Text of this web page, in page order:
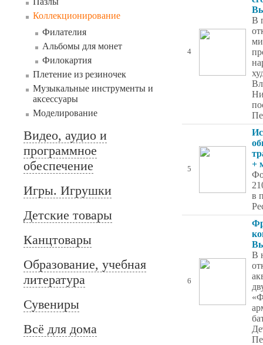
Коллекционирование
Филателия
Альбомы для монет
Филокартия
Плетение из резиночек
Музыкальные инструменты и
аксессуары
Моделирование
Видео, аудио и
программное
обеспечение
Игры. Игрушки
Детские товары
Канцтовары
Образование, учебная
литература
Сувениры
Всё для дома
4
В
5
+
в
6
В